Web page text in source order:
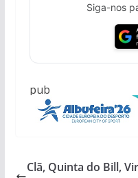
Siga-nos
pub
Clã, Quinta do Bill,